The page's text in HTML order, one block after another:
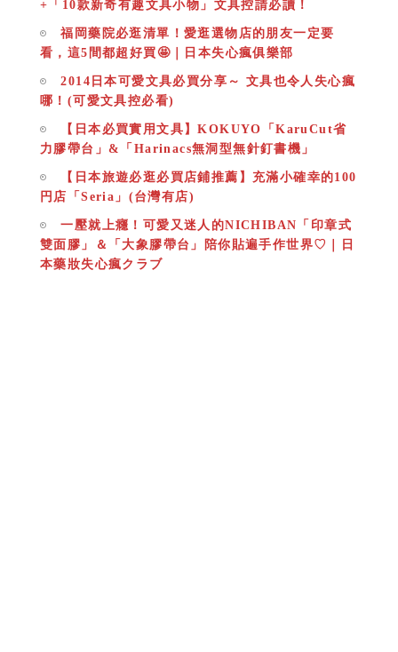
+「10款新奇有趣文具小物」文具控請必讀！
福岡藥院必逛清單！愛逛選物店的朋友一定要
看，這5間都超好買🤩｜日本失心瘋俱樂部
2014日本可愛文具必買分享～ 文具也令人失心瘋
哪！(可愛文具控必看)
【日本必買實用文具】KOKUYO「KaruCut省
力膠帶台」&「Harinacs無洞型無針釘書機」
【日本旅遊必逛必買店鋪推薦】充滿小確幸的100
円店「Seria」(台灣有店)
一壓就上癮！可愛又迷人的NICHIBAN「印章式
雙面膠」＆「大象膠帶台」陪你貼遍手作世界♡｜日
本藥妝失心瘋クラブ